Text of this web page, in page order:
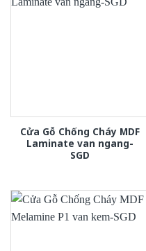
Cửa Gỗ Chống Cháy MDF
Laminate van ngang-
SGD